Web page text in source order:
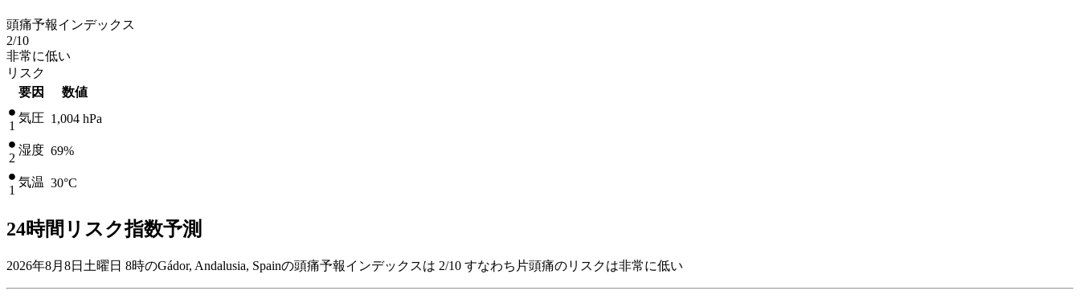
頭痛予報インデックス
2/10
非常に低い
リスク
要因
数値
1
気圧 1,004 hPa
2
湿度 69%
1
気温 30°C
24時間リスク指数予測
2026年8月8日土曜日 8時のGádor, Andalusia, Spainの頭痛予報インデックスは 2/10 すなわち片頭痛のリスクは非常に低い